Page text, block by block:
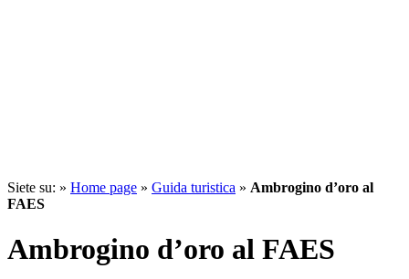
Siete su: » Home page » Guida turistica » Ambrogino d’oro al
FAES
Ambrogino d’oro al FAES